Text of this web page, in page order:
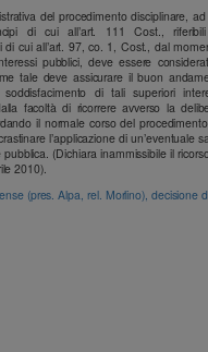
del procedimento disciplinare,
di cui all’art. 111 Cost.,
di cui all’art. 97, co. 1, Cost., dal
pubblici, deve essere
tale deve assicurare il buon
soddisfacimento di tali superiori
facoltà di ricorrere avverso la
il normale corso del
l’applicazione di un’eventuale
pubblica. (Dichiara inammissibile il
2010).
(pres. Alpa, rel. Morlino), decisione